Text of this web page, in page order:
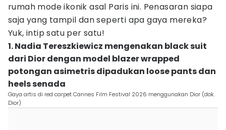
rumah mode ikonik asal Paris ini. Penasaran siapa
saja yang tampil dan seperti apa gaya mereka?
Yuk, intip satu per satu!
1. Nadia Tereszkiewicz mengenakan black suit
dari Dior dengan model blazer wrapped
potongan asimetris dipadukan loose pants dan
heels senada
Gaya artis di red carpet Cannes Film Festival 2026 menggunakan Dior (dok.
Dior)